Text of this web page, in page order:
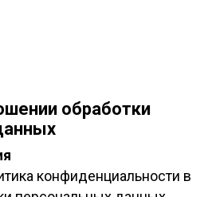
обработки
конфиденциальности в